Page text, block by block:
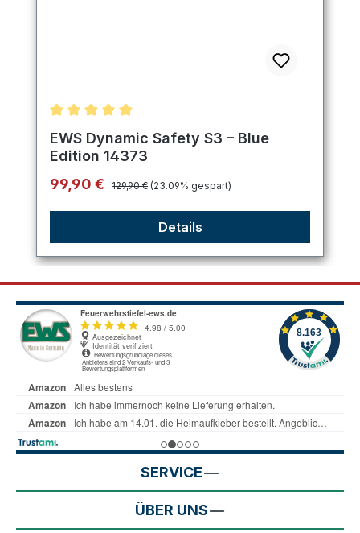
Durchschnittliche Bewertung von 5 von 5 Sternen
EWS Dynamic Safety S3 – Blue
Edition 14373
Verkaufspreis:
99,90 € Regulärer Preis:
129,90 € (23.09% gespart)
Details
SERVICE
ÜBER UNS